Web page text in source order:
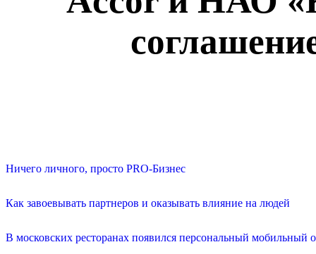
Ничего личного, просто PRO-Бизнес
Как завоевывать партнеров и оказывать влияние на людей
В московских ресторанах появился персональный мобильный